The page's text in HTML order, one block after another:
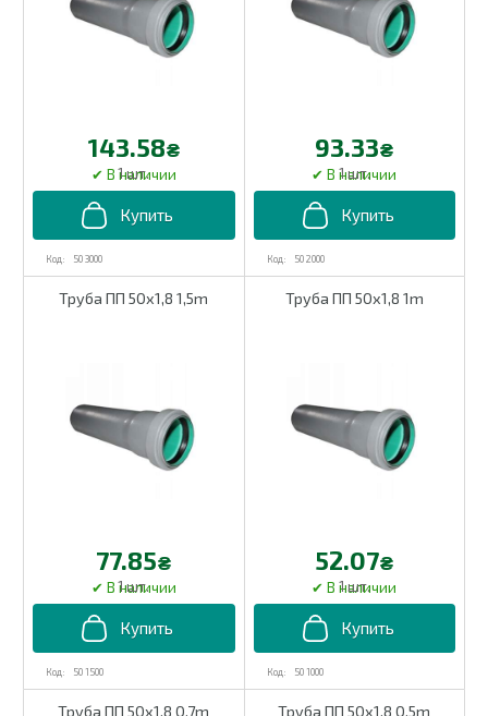
50 3000
143.58₴
1 шт.
50 2000
93.33₴
1 шт.
Труба ПП 50х1,8 1,5m
50 1500
77.85₴
1 шт.
Труба ПП 50х1,8 1m
50 1000
52.07₴
1 шт.
Труба ПП 50х1,8 0,7m Труба ПП 50х1,8 0.5m